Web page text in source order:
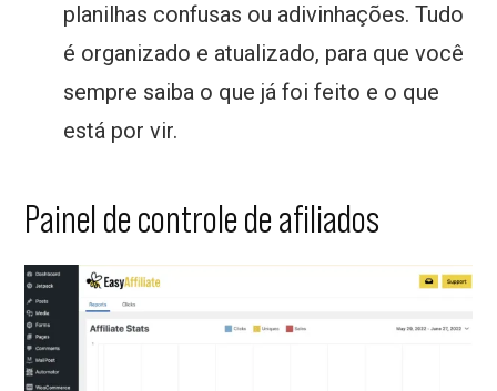
planilhas confusas ou adivinhações. Tudo
é organizado e atualizado, para que você
sempre saiba o que já foi feito e o que
está por vir.
Painel de controle de afiliados